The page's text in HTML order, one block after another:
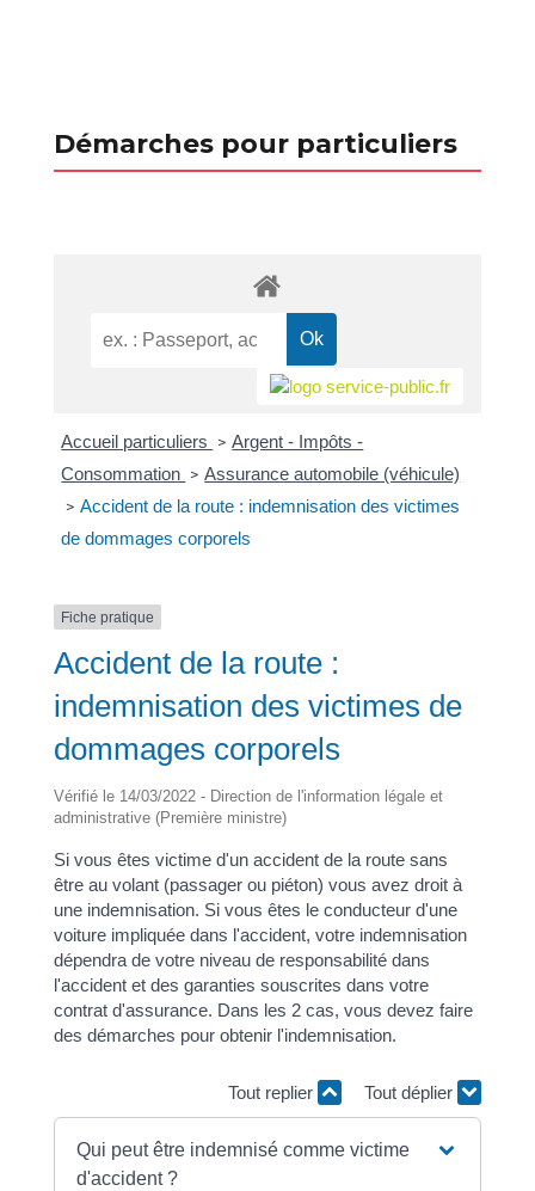
Démarches pour particuliers
Accueil particuliers > Argent - Impôts -
Consommation > Assurance automobile (véhicule)
> Accident de la route : indemnisation des victimes
de dommages corporels
Fiche pratique
Accident de la route :
indemnisation des victimes de
dommages corporels
Vérifié le 14/03/2022 - Direction de l'information légale et
administrative (Première ministre)
Si vous êtes victime d'un accident de la route sans
être au volant (passager ou piéton) vous avez droit à
une indemnisation. Si vous êtes le conducteur d'une
voiture impliquée dans l'accident, votre indemnisation
dépendra de votre niveau de responsabilité dans
l'accident et des garanties souscrites dans votre
contrat d'assurance. Dans les 2 cas, vous devez faire
des démarches pour obtenir l'indemnisation.
Tout replier Tout déplier
Qui peut être indemnisé comme victime
d'accident ?